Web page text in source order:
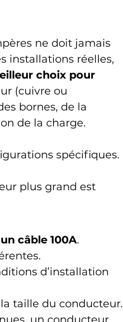
ne doit jamais
installations réelles,
choix pour
(cuivre ou
bornes, de la
de la charge.
spécifiques.
plus grand est
câble 100A.
d’installation
taille du conducteur.
un conducteur